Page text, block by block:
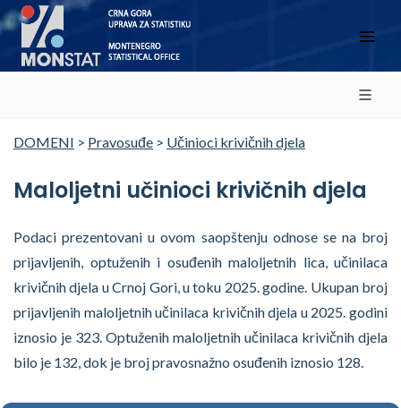
DOMENI > Pravosuđe > Učinioci krivičnih djela
Maloljetni učinioci krivičnih djela
Podaci prezentovani u ovom saopštenju odnose se na broj
prijavljenih, optuženih i osuđenih maloljetnih lica, učinilaca
krivičnih djela u Crnoj Gori, u toku 2025. godine. Ukupan broj
prijavljenih maloljetnih učinilaca krivičnih djela u 2025. godini
iznosio je 323. Optuženih maloljetnih učinilaca krivičnih djela
bilo je 132, dok je broj pravosnažno osuđenih iznosio 128.